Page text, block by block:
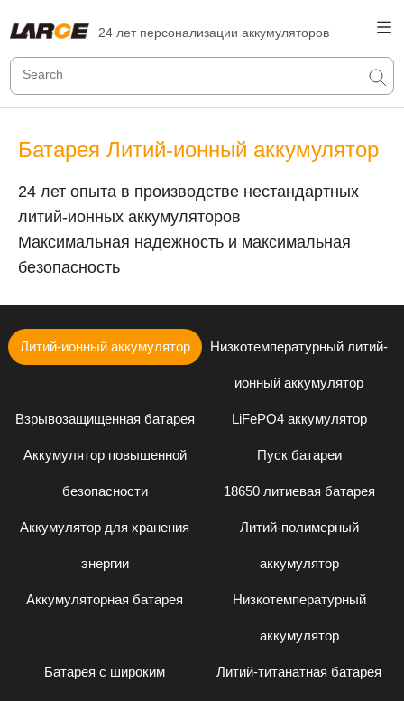
24 лет персонализации аккумуляторов
Батарея Литий-ионный аккумулятор
24 лет опыта в производстве нестандартных
литий-ионных аккумуляторов
Максимальная надежность и максимальная
безопасность
Литий-ионный аккумулятор Низкотемпературный литий-
ионный аккумулятор
Взрывозащищенная батарея LiFePO4 аккумулятор
Аккумулятор повышенной
безопасности
Пуск батареи
18650 литиевая батарея
Аккумулятор для хранения
энергии
Литий-полимерный
аккумулятор
Аккумуляторная батарея Низкотемпературный
аккумулятор
Батарея с широким Литий-титанатная батарея